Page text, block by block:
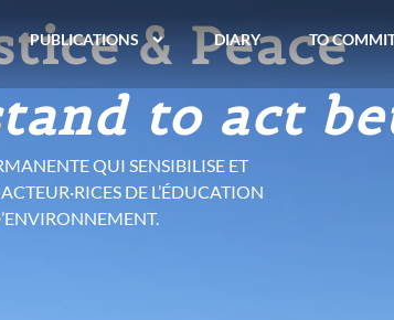
PUBLICATIONS DIARY TO
vivre
à la
ET LES LIMITES DE LA